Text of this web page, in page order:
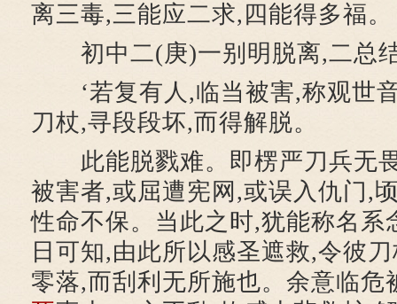
离三毒,三能应二求,四能得多福。
初中二(庚)一别明脱离,二总
‘若复有人,临当被害,称观世
刀杖,寻段段坏,而得解脱。
此能脱戮难。即楞严刀兵无
被害者,或屈遭宪网,或误入仇门,
性命不保。当此之时,犹能称名系
日可知,由此所以感圣遮救,令彼
零落,而刮利无所施也。余意临危